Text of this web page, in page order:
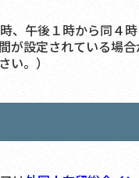
、午後１時から同４時
が設定されている場合
い。）